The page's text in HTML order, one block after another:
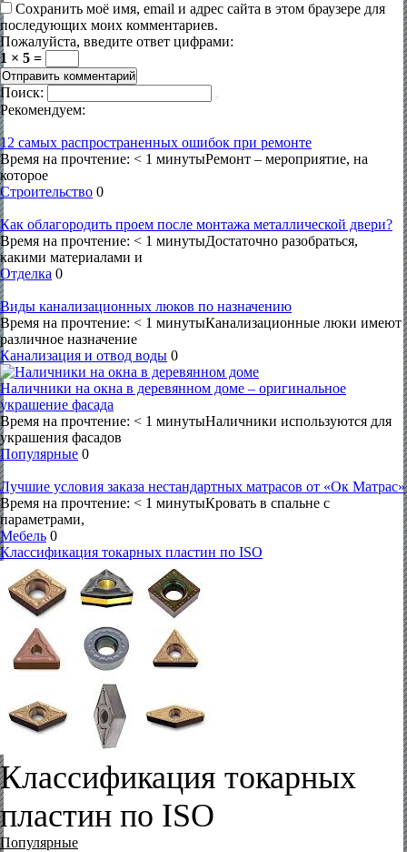
Сохранить моё имя, email и адрес сайта в этом браузере для
последующих моих комментариев.
Пожалуйста, введите ответ цифрами:
1 × 5 =
Поиск:
Рекомендуем:
12 самых распространенных ошибок при ремонте
Время на прочтение: < 1 минутыРемонт – мероприятие, на
которое
Строительство 0
Как облагородить проем после монтажа металлической двери?
Время на прочтение: < 1 минутыДостаточно разобраться,
какими материалами и
Отделка 0
Виды канализационных люков по назначению
Время на прочтение: < 1 минутыКанализационные люки имеют
различное назначение
Канализация и отвод воды 0
Наличники на окна в деревянном доме – оригинальное
украшение фасада
Время на прочтение: < 1 минутыНаличники используются для
украшения фасадов
Популярные 0
Лучшие условия заказа нестандартных матрасов от «Ок Матрас»
Время на прочтение: < 1 минутыКровать в спальне с
параметрами,
Мебель 0
Классификация токарных пластин по ISO
Классификация токарных
пластин по ISO
Популярные